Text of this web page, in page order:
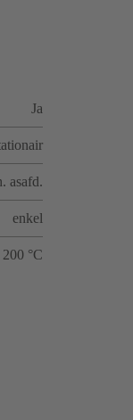
Ja
asafd.
enkel
200 °C